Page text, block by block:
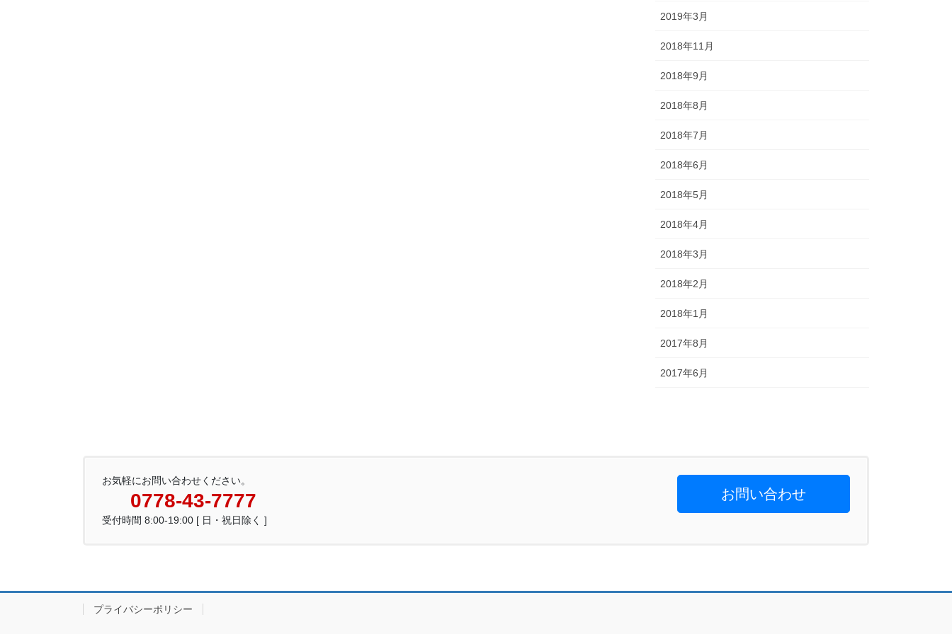
2019年3月
2018年11月
2018年9月
2018年8月
2018年7月
2018年6月
2018年5月
2018年4月
2018年3月
2018年2月
2018年1月
2017年8月
2017年6月
お気軽にお問い合わせください。
0778-43-7777
受付時間 8:00-19:00 [ 日・祝日除く ]
お問い合わせ
プライバシーポリシー